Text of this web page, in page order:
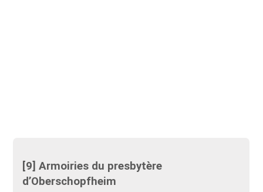
[9] Armoiries du presbytère
d’Oberschopfheim